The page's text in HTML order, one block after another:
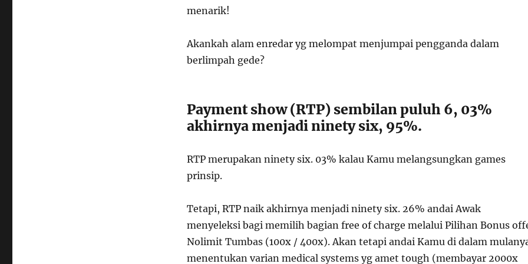
menarik!
Akankah alam enredar yg melompat menjumpai pengganda dalam
berlimpah gede?
Payment show (RTP) sembilan puluh 6, 03%
akhirnya menjadi ninety six, 95%.
RTP merupakan ninety six. 03% kalau Kamu melangsungkan games
prinsip.
Tetapi, RTP naik akhirnya menjadi ninety six. 26% andai Awak
menyeleksi bagi memilih bagian free of charge melalui Pilihan Bonus
Nolimit Tumbas (100x / 400x). Akan tetapi andai Kamu di dalam
menentukan varian medical systems yg amet tough (membayar 2000x